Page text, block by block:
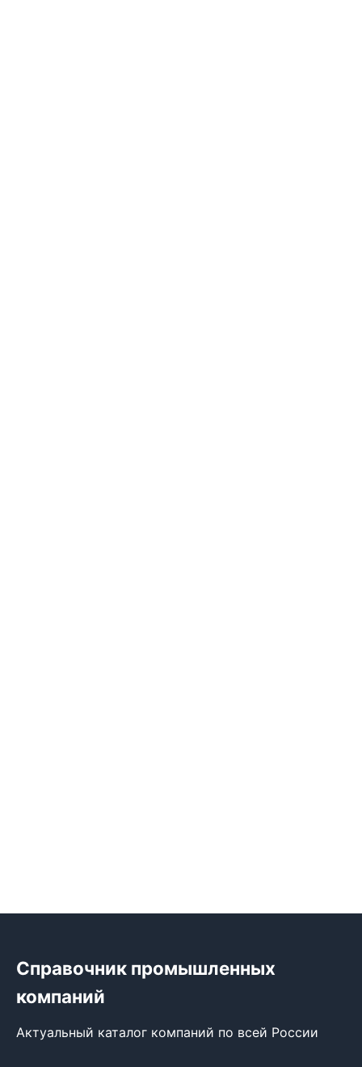
Справочник промышленных
компаний
Актуальный каталог компаний по всей России